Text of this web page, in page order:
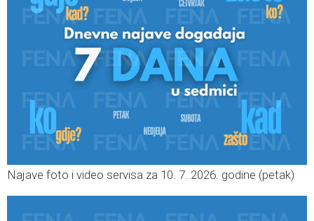
Najave foto i video servisa za 10. 7. 2026. godine (petak)